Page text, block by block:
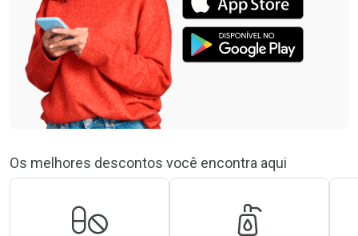
Os melhores descontos você encontra aqui